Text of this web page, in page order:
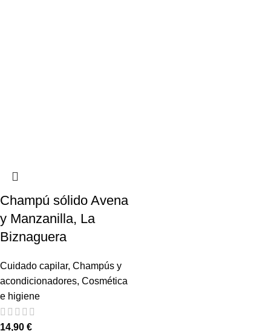
Champú sólido Avena
y Manzanilla, La
Biznaguera
Cuidado capilar, Champús y
acondicionadores, Cosmética
e higiene
14,90 €